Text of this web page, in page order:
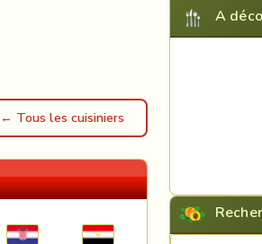
← Tous les cuisiniers
A